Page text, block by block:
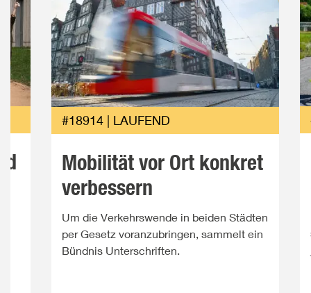
#18914 | LAUFEND
Mobilität vor Ort konkret
verbessern
Um die Verkehrswende in beiden Städten
per Gesetz voranzubringen, sammelt ein
Bündnis Unterschriften.